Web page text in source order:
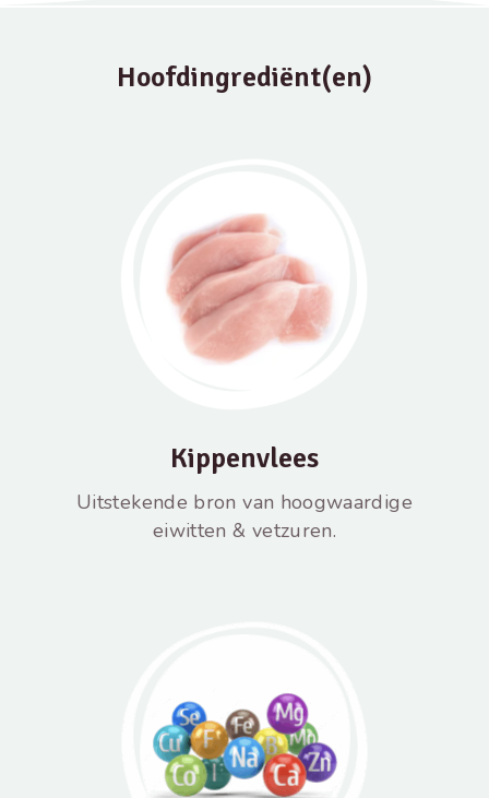
Hoofdingrediënt(en)
Kippenvlees
Uitstekende bron van hoogwaardige
eiwitten & vetzuren.